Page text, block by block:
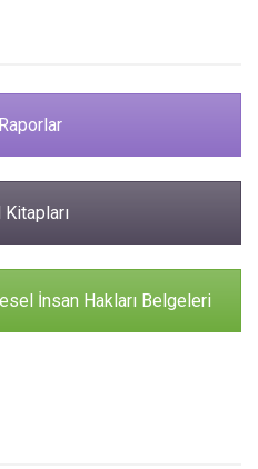
Raporlar
Kitapları
İnsan Hakları Belgeleri